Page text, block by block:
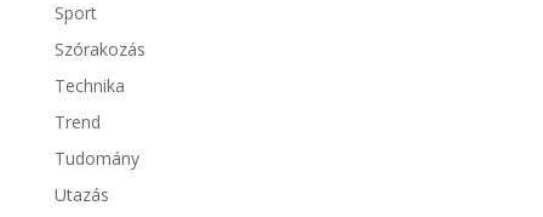
Sport
Szórakozás
Technika
Trend
Tudomány
Utazás